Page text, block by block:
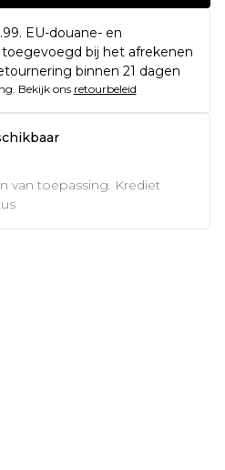
EU-douane- en
bij het afrekenen
binnen 21 dagen
Bekijk ons retourbeleid
van toepassing. Krediet